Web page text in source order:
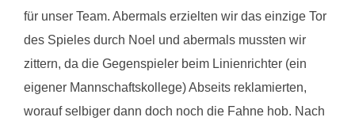
für unser Team. Abermals erzielten wir das einzige Tor
des Spieles durch Noel und abermals mussten wir
zittern, da die Gegenspieler beim Linienrichter (ein
eigener Mannschaftskollege) Abseits reklamierten,
worauf selbiger dann doch noch die Fahne hob. Nach